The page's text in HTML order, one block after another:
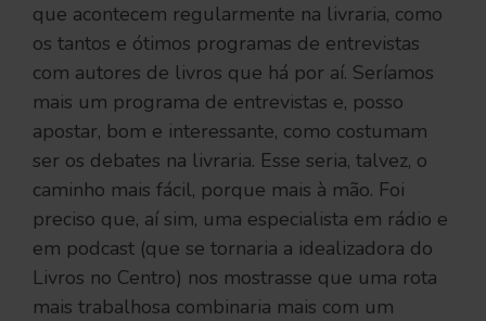
que acontecem regularmente na livraria, como
os tantos e ótimos programas de entrevistas
com autores de livros que há por aí. Seríamos
mais um programa de entrevistas e, posso
apostar, bom e interessante, como costumam
ser os debates na livraria. Esse seria, talvez, o
caminho mais fácil, porque mais à mão. Foi
preciso que, aí sim, uma especialista em rádio e
em podcast (que se tornaria a idealizadora do
Livros no Centro) nos mostrasse que uma rota
mais trabalhosa combinaria mais com um